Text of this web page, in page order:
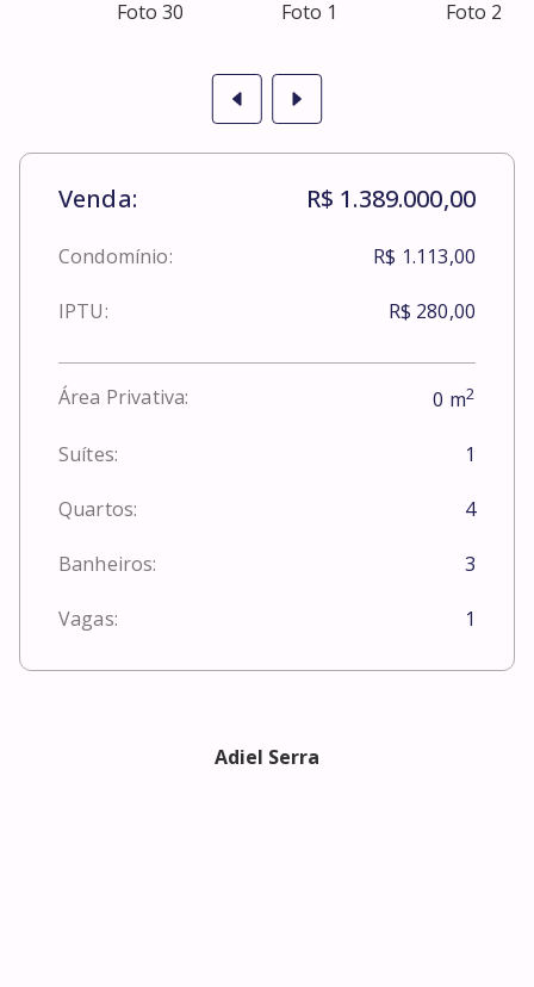
Venda: R$ 1.389.000,00
Condomínio: R$ 1.113,00
IPTU: R$ 280,00
Área Privativa: 0 m2
Suítes: 1
Quartos: 4
Banheiros: 3
Vagas: 1
Adiel Serra